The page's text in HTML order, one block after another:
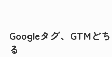
Googleタグ、GTMど
る